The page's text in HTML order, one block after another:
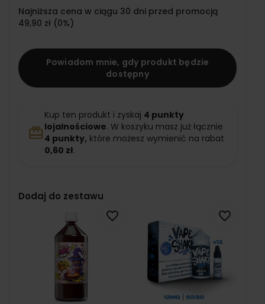
Najniższa cena w ciągu 30 dni przed promocją
49,90 zł (0%)
Powiadom mnie, gdy produkt będzie
dostępny
redeem
Kup ten produkt i zyskaj 4 punkty
lojalnościowe. W koszyku masz już łącznie
4 punkty, które możesz wymienić na rabat
0,60 zł.
Dodaj do zestawu
favorite_border favorite_border